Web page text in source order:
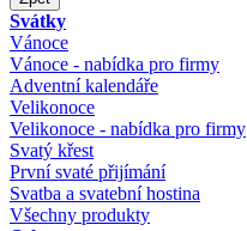
Svátky
Vánoce
Vánoce - nabídka pro firmy
Adventní kalendáře
Velikonoce
Velikonoce - nabídka pro firmy
Svatý křest
První svaté přijímání
Svatba a svatební hostina
Všechny produkty